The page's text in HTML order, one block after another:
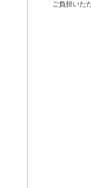
ご負担いた